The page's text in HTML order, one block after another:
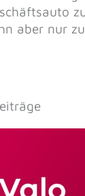
aber nur